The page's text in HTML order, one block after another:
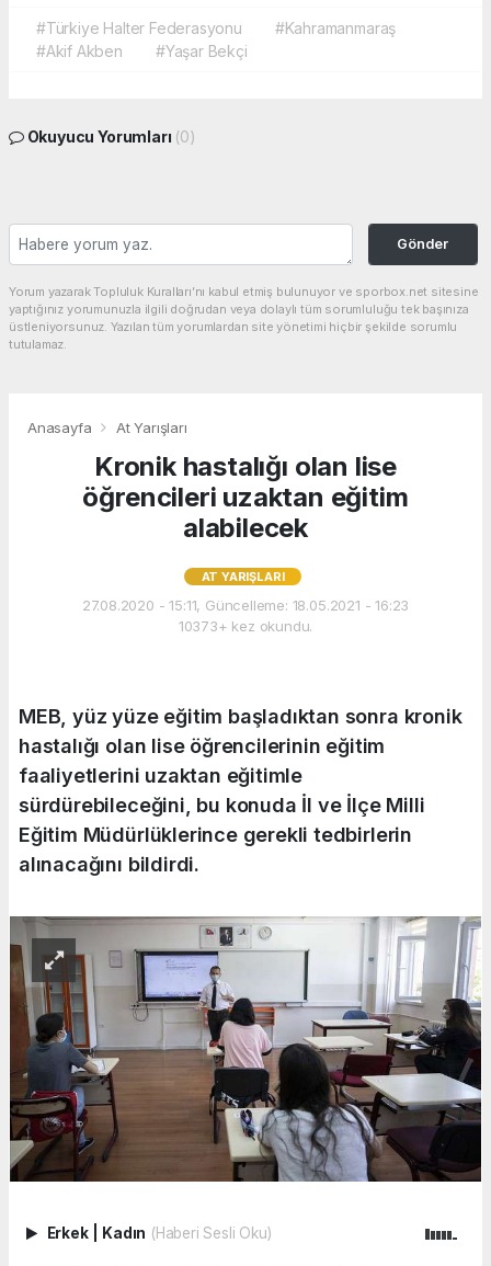
#Türkiye Halter Federasyonu
#Kahramanmaraş
#Akif Akben
#Yaşar Bekçi
Okuyucu Yorumları (0)
Gönder
Yorum yazarak Topluluk Kuralları’nı kabul etmiş bulunuyor ve sporbox.net sitesine
yaptığınız yorumunuzla ilgili doğrudan veya dolaylı tüm sorumluluğu tek başınıza
üstleniyorsunuz. Yazılan tüm yorumlardan site yönetimi hiçbir şekilde sorumlu
tutulamaz.
Anasayfa At Yarışları
Kronik hastalığı olan lise
öğrencileri uzaktan eğitim
alabilecek
AT YARIŞLARI
27.08.2020 - 15:11, Güncelleme: 18.05.2021 - 16:23
10373+ kez okundu.
MEB, yüz yüze eğitim başladıktan sonra kronik
hastalığı olan lise öğrencilerinin eğitim
faaliyetlerini uzaktan eğitimle
sürdürebileceğini, bu konuda İl ve İlçe Milli
Eğitim Müdürlüklerince gerekli tedbirlerin
alınacağını bildirdi.
Erkek Kadın (Haberi Sesli Oku)